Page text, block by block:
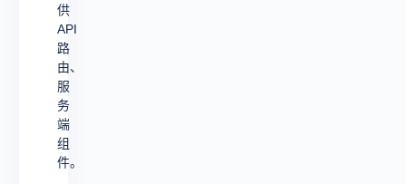
供
API
路
由、
服
务
端
组
件。